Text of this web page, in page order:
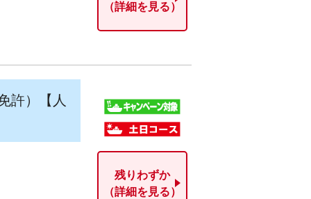
（詳細を見る）
許）【人
残りわずか
（詳細を見る）